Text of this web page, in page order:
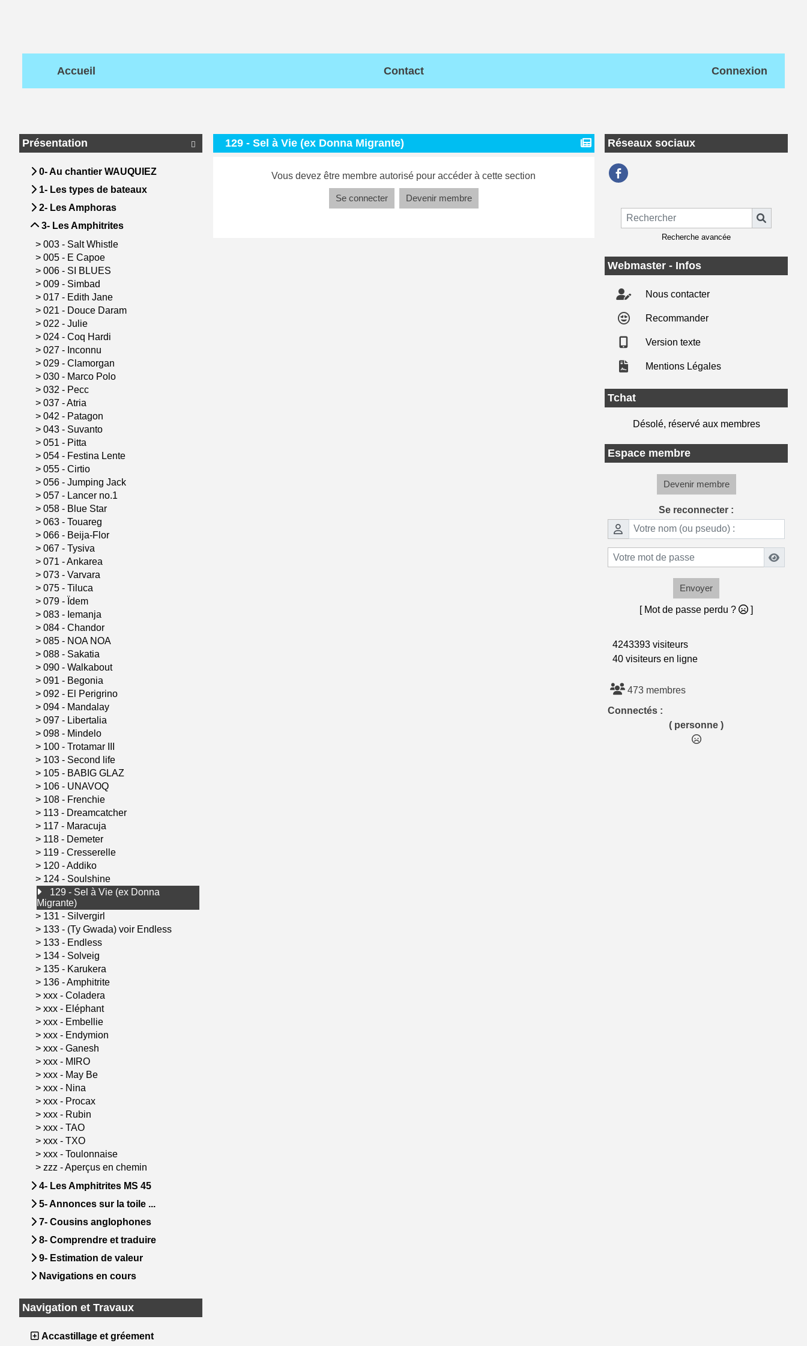
Accueil Contact Connexion

Présentation
0- Au chantier WAUQUIEZ
1- Les types de bateaux
2- Les Amphoras
3- Les Amphitrites
> 003 - Salt Whistle
> 005 - E Capoe
> 006 - SI BLUES
> 009 - Simbad
> 017 - Edith Jane
> 021 - Douce Daram
> 022 - Julie
> 024 - Coq Hardi
> 027 - Inconnu
> 029 - Clamorgan
> 030 - Marco Polo
> 032 - Pecc
> 037 - Atria
> 042 - Patagon
> 043 - Suvanto
> 051 - Pitta
> 054 - Festina Lente
> 055 - Cirtio
> 056 - Jumping Jack
> 057 - Lancer no.1
> 058 - Blue Star
> 063 - Touareg
> 066 - Beija-Flor
> 067 - Tysiva
> 071 - Ankarea
> 073 - Varvara
> 075 - Tiluca
> 079 - Ïdem
> 083 - Iemanja
> 084 - Chandor
> 085 - NOA NOA
> 088 - Sakatia
> 090 - Walkabout
> 091 - Begonia
> 092 - El Perigrino
> 094 - Mandalay
> 097 - Libertalia
> 098 - Mindelo
> 100 - Trotamar III
> 103 - Second life
> 105 - BABIG GLAZ
> 106 - UNAVOQ
> 108 - Frenchie
> 113 - Dreamcatcher
> 117 - Maracuja
> 118 - Demeter
> 119 - Cresserelle
> 120 - Addiko
> 124 - Soulshine
129 - Sel à Vie (ex Donna
Migrante)
> 131 - Silvergirl
> 133 - (Ty Gwada) voir Endless
> 133 - Endless
> 134 - Solveig
> 135 - Karukera
> 136 - Amphitrite
> xxx - Coladera
> xxx - Eléphant
> xxx - Embellie
> xxx - Endymion
> xxx - Ganesh
> xxx - MIRO
> xxx - May Be
> xxx - Nina
> xxx - Procax
> xxx - Rubin
> xxx - TAO
> xxx - TXO
> xxx - Toulonnaise
> zzz - Aperçus en chemin
4- Les Amphitrites MS 45
5- Annonces sur la toile ...
7- Cousins anglophones
8- Comprendre et traduire
9- Estimation de valeur
Navigations en cours
Navigation et Travaux
Accastillage et gréement
129 - Sel à Vie (ex Donna Migrante)
Vous devez être membre autorisé pour accéder à cette section
Se connecter Devenir membre
Réseaux sociaux
Recherche avancée
Webmaster - Infos
Nous contacter
Recommander
Version texte
Mentions Légales
Tchat
Désolé, réservé aux membres
Espace membre
Devenir membre
Se reconnecter :
Envoyer
[ Mot de passe perdu ? ]
4243393 visiteurs
40 visiteurs en ligne
473 membres
Connectés :
( personne )